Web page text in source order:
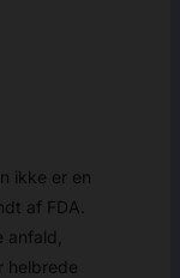
ikke er en
af FDA.
helbrede